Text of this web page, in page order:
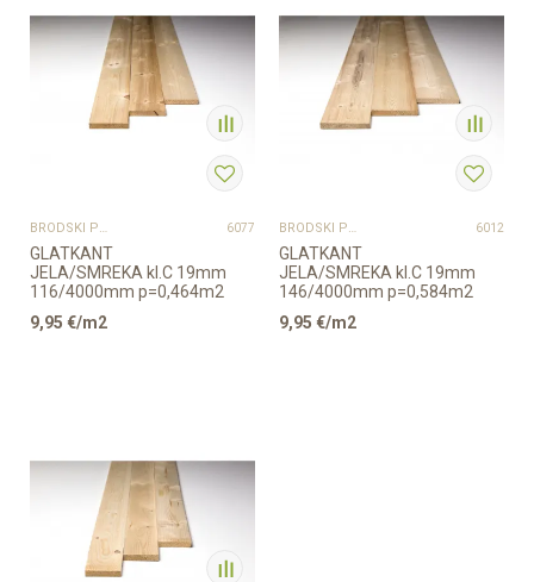
BRODSKI POD 6077
GLATKANT
JELA/SMREKA kl.C 19mm
116/4000mm p=0,464m2
9,95 €/m2
BRODSKI POD 6012
GLATKANT
JELA/SMREKA kl.C 19mm
146/4000mm p=0,584m2
9,95 €/m2